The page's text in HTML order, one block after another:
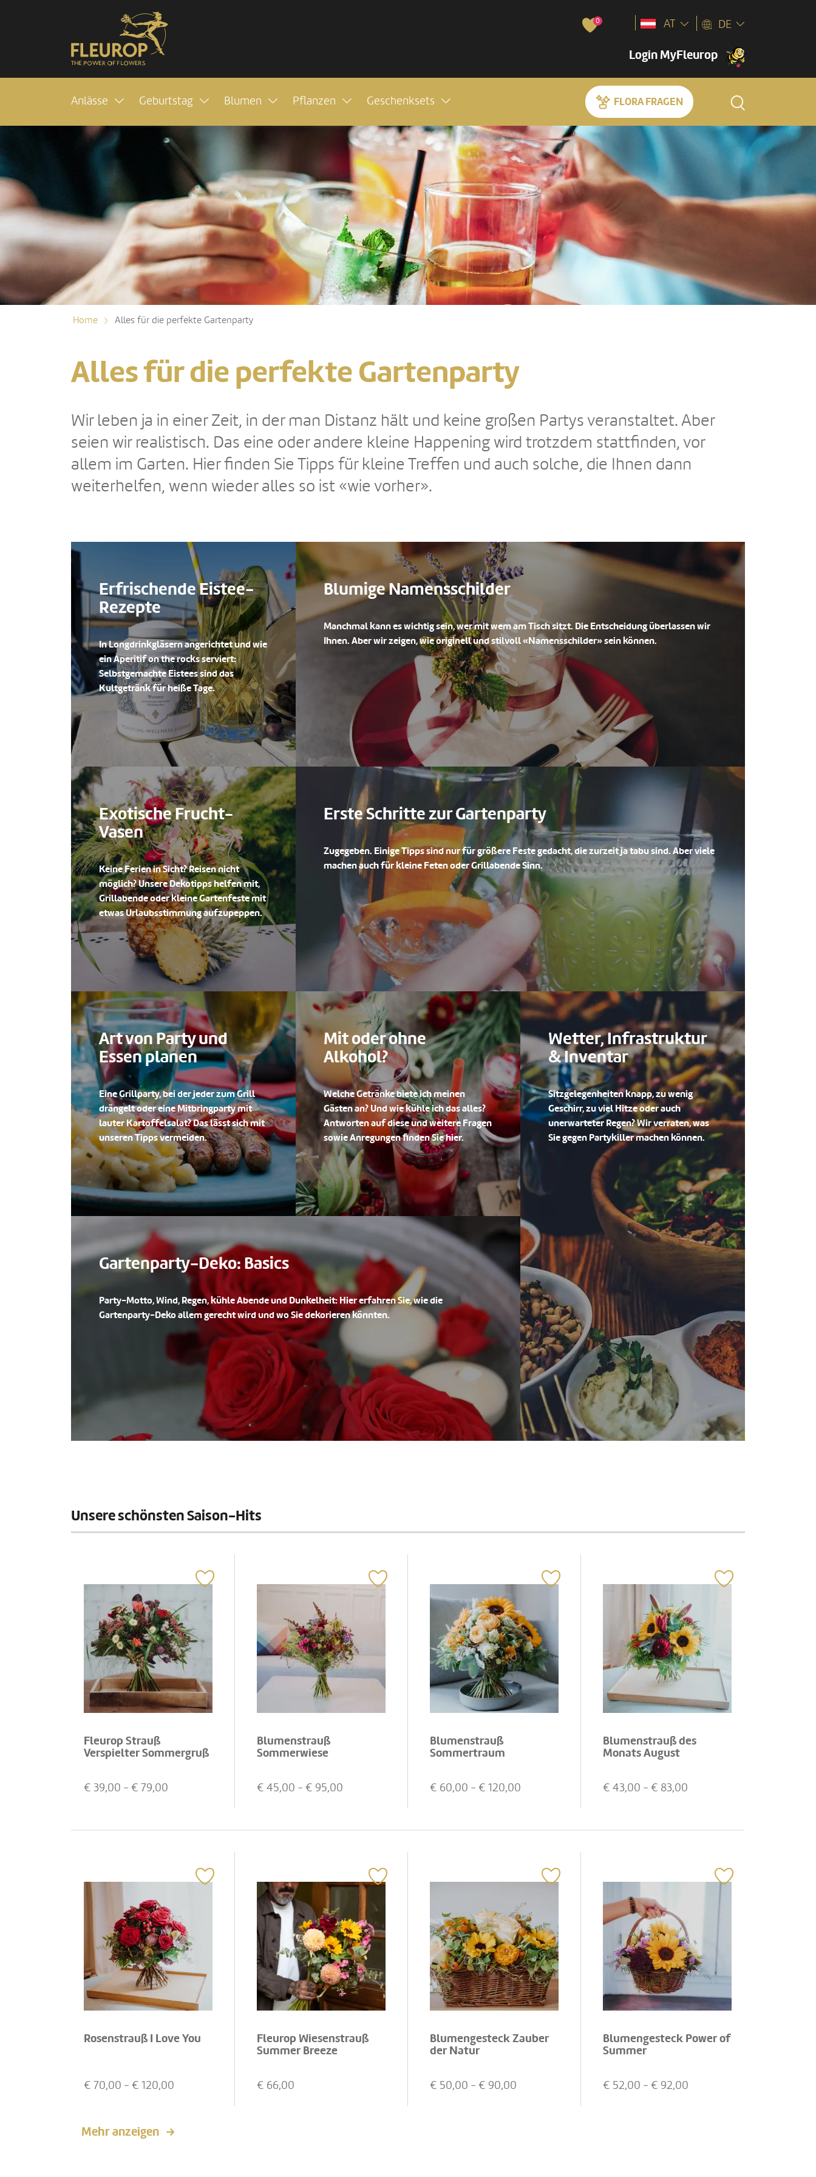
0
Login MyFleurop
AT DE
Anlässe Geburtstag Blumen Pflanzen Geschenksets FLORA FRAGEN
Home Alles für die perfekte Gartenparty
Alles für die perfekte Gartenparty
Wir leben ja in einer Zeit, in der man Distanz hält und keine großen Partys veranstaltet. Aber
seien wir realistisch. Das eine oder andere kleine Happening wird trotzdem stattfinden, vor
allem im Garten. Hier finden Sie Tipps für kleine Treffen und auch solche, die Ihnen dann
weiterhelfen, wenn wieder alles so ist «wie vorher».
Erfrischende Eistee-
Rezepte
In Longdrinkgläsern angerichtet und wie
ein Aperitif on the rocks serviert:
Selbstgemachte Eistees sind das
Kultgetränk für heiße Tage.
Blumige Namensschilder
Manchmal kann es wichtig sein, wer mit wem am Tisch sitzt. Die Entscheidung überlassen wir
Ihnen. Aber wir zeigen, wie originell und stilvoll «Namensschilder» sein können.
Exotische Frucht-
Vasen
Keine Ferien in Sicht? Reisen nicht
möglich? Unsere Dekotipps helfen mit,
Grillabende oder kleine Gartenfeste mit
etwas Urlaubsstimmung aufzupeppen.
Erste Schritte zur Gartenparty
Zugegeben. Einige Tipps sind nur für größere Feste gedacht, die zurzeit ja tabu sind. Aber viele
machen auch für kleine Feten oder Grillabende Sinn.
Art von Party und
Essen planen
Eine Grillparty, bei der jeder zum Grill
drängelt oder eine Mitbringparty mit
lauter Kartoffelsalat? Das lässt sich mit
unseren Tipps vermeiden.
Mit oder ohne
Alkohol?
Welche Getränke biete ich meinen
Gästen an? Und wie kühle ich das alles?
Antworten auf diese und weitere Fragen
sowie Anregungen finden Sie hier.
Wetter, Infrastruktur
& Inventar
Sitzgelegenheiten knapp, zu wenig
Geschirr, zu viel Hitze oder auch
unerwarteter Regen? Wir verraten, was
Sie gegen Partykiller machen können.
Gartenparty-Deko: Basics
Party-Motto, Wind, Regen, kühle Abende und Dunkelheit: Hier erfahren Sie, wie die
Gartenparty-Deko allem gerecht wird und wo Sie dekorieren könnten.
Unsere schönsten Saison-Hits
Fleurop Strauß
Verspielter Sommergruß
€ 39,00 - € 79,00
Blumenstrauß
Sommerwiese
€ 45,00 - € 95,00
Blumenstrauß
Sommertraum
€ 60,00 - € 120,00
Blumenstrauß des
Monats August
€ 43,00 - € 83,00
Rosenstrauß I Love You
€ 70,00 - € 120,00
Fleurop Wiesenstrauß
Summer Breeze
€ 66,00
Blumengesteck Zauber
der Natur
€ 50,00 - € 90,00
Blumengesteck Power of
Summer
€ 52,00 - € 92,00
Mehr anzeigen